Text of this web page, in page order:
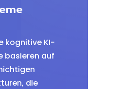
kognitive KI-
basieren auf
die